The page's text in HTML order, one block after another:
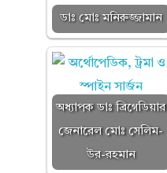
ডাঃ মোঃ মনিরুজ্জামান
অধ্যাপক ডাঃ ব্রিগেডিয়ার
জেনারেল মোঃ সেলিম-
উর-রহমান